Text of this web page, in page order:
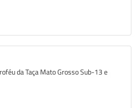
da Taça Mato Grosso Sub-13 e